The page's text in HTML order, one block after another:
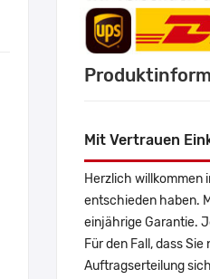
Mit Vertrauen
Herzlich willkommen
entschieden haben.
einjährige Garantie.
Für den Fall, dass
Auftragserteilung